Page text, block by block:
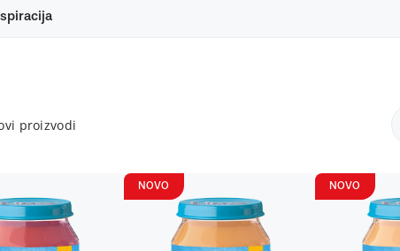
proizvodi
NOVO NOVO